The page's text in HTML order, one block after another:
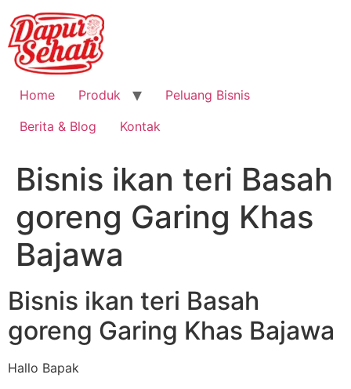
Home Produk
Peluang Bisnis
Berita & Blog
Kontak
Bisnis ikan teri Basah
goreng Garing Khas
Bajawa
Bisnis ikan teri Basah
goreng Garing Khas Bajawa
Hallo Bapak